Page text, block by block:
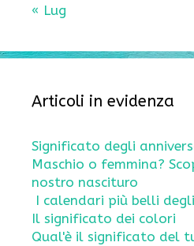
« Lug
Articoli in evidenza
Significato degli
Maschio o femmina?
nostro nascituro
I calendari più belli
Il significato dei colori
Qual'è il significato del